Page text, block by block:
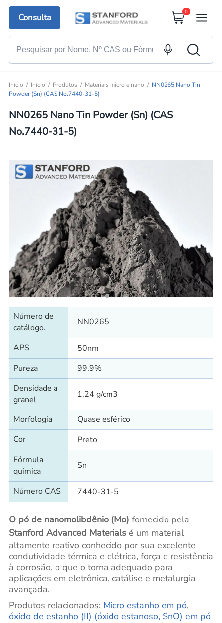
Consulta
0
Início Início Produtos Materiais micro e nano
NN0265 Nano Tin
Powder (Sn) (CAS No.7440-31-5)
NN0265 Nano Tin Powder (Sn) (CAS
No.7440-31-5)
Número de
catálogo.
NN0265
APS
50nm
Pureza
99.9%
Densidade a
granel
1,24 g/cm3
Morfologia
Quase esférico
Cor
Preto
Fórmula
química
Sn
Número CAS 7440-31-5
O pó de nanomolibdênio (Mo) fornecido pela
Stanford Advanced Materials é um material
altamente reativo conhecido por sua excelente
condutividade térmica e elétrica, força e resistência
à corrosão, o que o torna adequado para
aplicações em eletrônica, catálise e metalurgia
avançada.
Produtos relacionados: Micro estanho em pó,
óxido de estanho (II) (óxido estanoso, SnO) em pó